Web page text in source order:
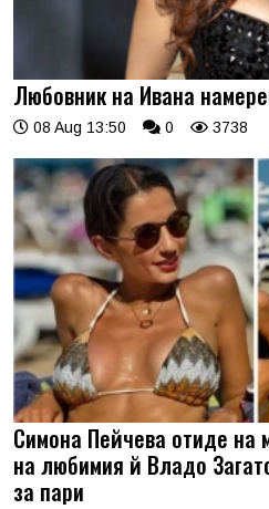
Любовник на Ивана
08 Aug 13:50 0 3738
Симона Пейчева отиде на
на любимия й Владо
за пари